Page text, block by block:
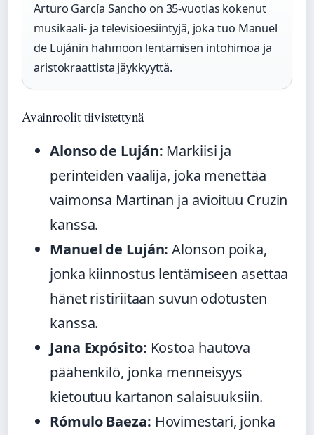
Arturo García Sancho on 35-vuotias kokenut
musikaali- ja televisioesiintyjä, joka tuo Manuel
de Lujánin hahmoon lentämisen intohimoa ja
aristokraattista jäykkyyttä.
Avainroolit tiivistettynä
Alonso de Luján: Markiisi ja
perinteiden vaalija, joka menettää
vaimonsa Martinan ja avioituu Cruzin
kanssa.
Manuel de Luján: Alonson poika,
jonka kiinnostus lentämiseen asettaa
hänet ristiriitaan suvun odotusten
kanssa.
Jana Expósito: Kostoa hautova
päähenkilö, jonka menneisyys
kietoutuu kartanon salaisuuksiin.
Rómulo Baeza: Hovimestari, jonka